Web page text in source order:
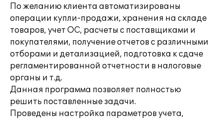
По желанию клиента автоматизированы
операции купли-продажи, хранения на складе
товаров, учет ОС, расчеты с поставщиками и
покупателями, получение отчетов с различными
отборами и детализацией, подготовка к сдаче
регламентированной отчетности в налоговые
органы и т.д.
Данная программа позволяет полностью
решить поставленные задачи.
Проведены настройка параметров учета,